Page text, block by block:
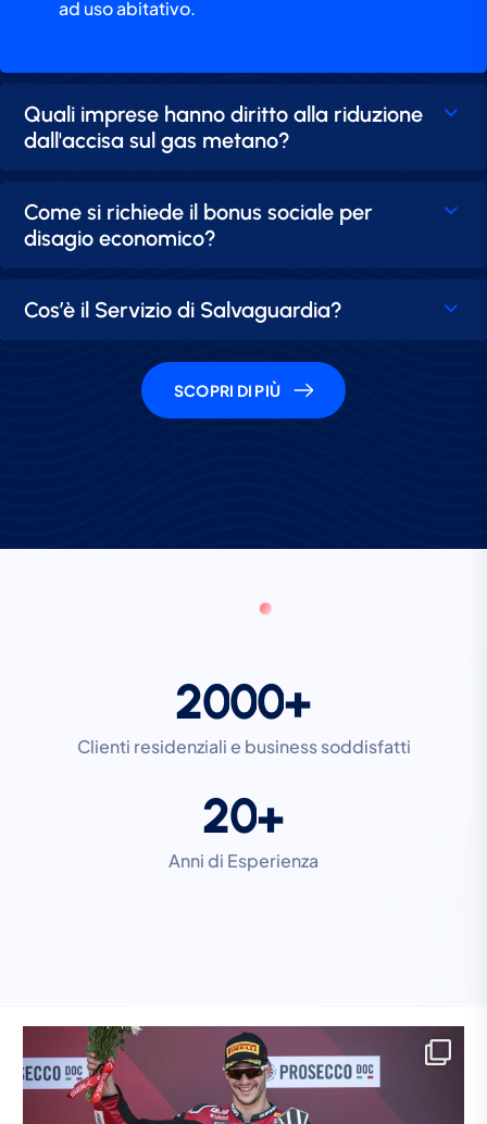
ad uso abitativo.
Quali imprese hanno diritto alla riduzione
dall'accisa sul gas metano?
Come si richiede il bonus sociale per
disagio economico?
Cos’è il Servizio di Salvaguardia?
SCOPRI DI PIÙ
2000+
Clienti residenziali e business soddisfatti
20+
Anni di Esperienza
Recap #Germangp
#motogp | #moto2 |